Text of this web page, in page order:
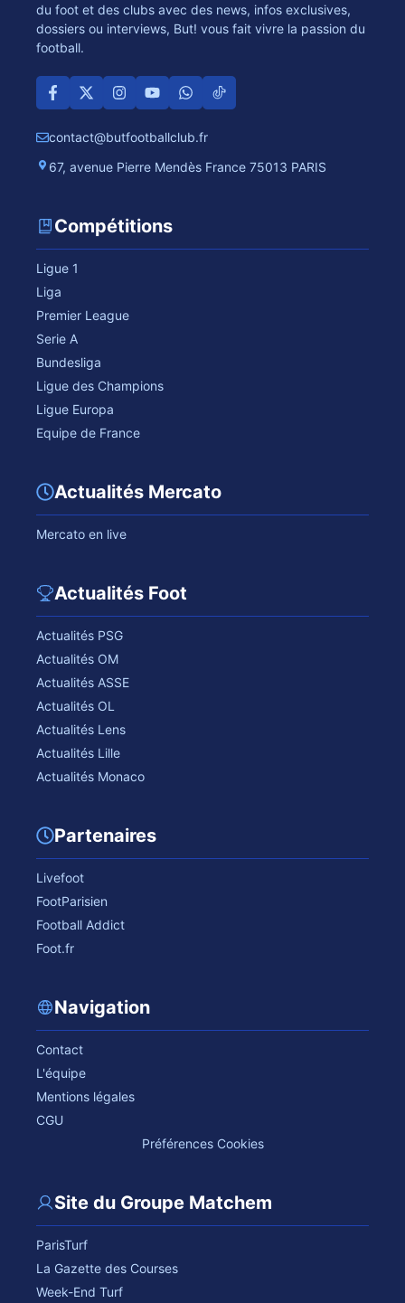
du foot et des clubs avec des news, infos exclusives,
dossiers ou interviews, But! vous fait vivre la passion du
football.
contact@butfootballclub.fr
67, avenue Pierre Mendès France 75013 PARIS
Compétitions
Ligue 1
Liga
Premier League
Serie A
Bundesliga
Ligue des Champions
Ligue Europa
Equipe de France
Actualités Mercato
Mercato en live
Actualités Foot
Actualités PSG
Actualités OM
Actualités ASSE
Actualités OL
Actualités Lens
Actualités Lille
Actualités Monaco
Partenaires
Livefoot
FootParisien
Football Addict
Foot.fr
Navigation
Contact
L'équipe
Mentions légales
CGU
Préférences Cookies
Site du Groupe Matchem
ParisTurf
La Gazette des Courses
Week-End Turf